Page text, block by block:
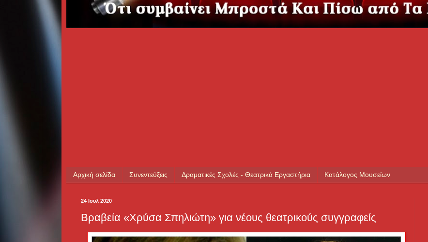
Αρχική σελίδα Συνεντεύξεις Δραματικές Σχολές - Θεατρικά Εργαστήρια Κατάλογος Μουσείων
24 Ιουλ 2020
Βραβεία «Χρύσα Σπηλιώτη» για νέους θεατρικούς συγγραφείς